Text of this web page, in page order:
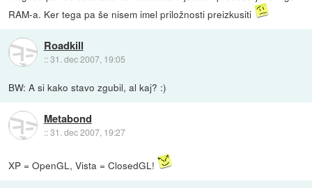
RAM-a. Ker tega pa še nisem imel priložnosti preizkusiti
Roadkill
::31. dec 2007, 19:05
BW: A si kako stavo zgubil, al kaj? :)
Metabond
::31. dec 2007, 19:27
XP = OpenGL, Vista = ClosedGL!